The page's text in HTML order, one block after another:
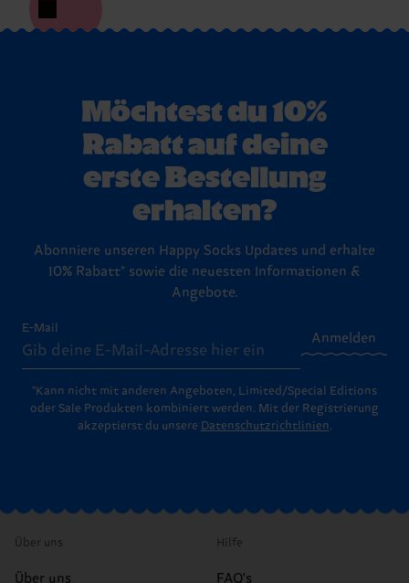
Möchtest du 10%
Rabatt auf deine
erste Bestellung
erhalten?
Abonniere unseren Happy Socks Updates und erhalte
10% Rabatt* sowie die neuesten Informationen &
Angebote.
E-Mail
Anmelden
*Kann nicht mit anderen Angeboten, Limited/Special Editions
oder Sale Produkten kombiniert werden. Mit der Registrierung
akzeptierst du unsere Datenschutzrichtlinien.
Über uns
Über uns
Hilfe
FAQ's